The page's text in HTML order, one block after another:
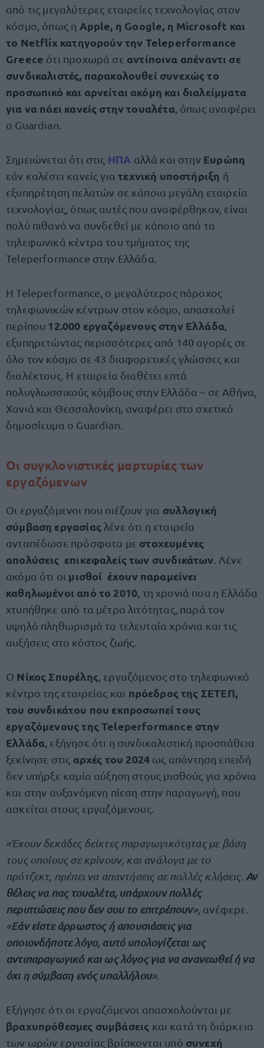
από τις μεγαλύτερες εταιρείες τεχνολογίας στον
κόσμο, όπως η Apple, η Google, η Microsoft και
το Netflix κατηγορούν την Teleperformance
Greece ότι προχωρά σε αντίποινα απέναντι σε
συνδικαλιστές, παρακολουθεί συνεχώς το
προσωπικό και αρνείται ακόμη και διαλείμματα
για να πάει κανείς στην τουαλέτα , όπως αναφέρει
ο Guardian.
Σημειώνεται ότι στις ΗΠΑ αλλά και στην Ευρώπη
εάν καλέσει κανείς γιατεχνική υποστήριξη ή
εξυπηρέτηση πελατών σε κάποια μεγάλη εταιρεία
τεχνολογίας, όπως αυτές που αναφέρθηκαν, είναι
πολύ πιθανό να συνδεθεί με κάποιο από τα
τηλεφωνικά κέντρα του τμήματος της
Teleperformance στην Ελλάδα.
Η Teleperformance, ο μεγαλύτερος πάροχος
τηλεφωνικών κέντρων στον κόσμο, απασχολεί
περίπου 12.000 εργαζόμενους στην Ελλάδα
εξυπηρετώντας περισσότερες από 140 αγορές σε
όλο τον κόσμο σε 43 διαφορετικές γλώσσες και
διαλέκτους. Η εταιρεία διαθέτει επτά
πολυγλωσσικούς κόμβους στην Ελλάδα – σε Αθήνα,
Χανιά και Θεσσαλονίκη, αναφέρει στο σχετικό
δημοσίευμα ο Guardian.
Οι συγκλονιστικές μαρτυρίες των
εργαζόμενων
Οι εργαζόμενοι που πιέζουν για συλλογική
σύμβαση εργασίας λένε ότι η εταιρεία
ανταπέδωσε πρόσφατα με στοχευμένες
απολύσεις επικεφαλείς των συνδικάτων . Λένε
ακόμα ότι οι μισθοί έχουν παραμείνει
καθηλωμένοι από το 2010 , τη χρονιά που η Ελλάδα
χτυπήθηκε από τα μέτρα λιτότητας, παρά τον
υψηλό πληθωρισμό τα τελευταία χρόνια και τις
αυξήσεις στο κόστος ζωής.
Ο Νίκος Σπυρέλης , εργαζόμενος στο τηλεφωνικό
κέντρο της εταιρείας και πρόεδρος της ΣΕΤΕΠ,
του συνδικάτου που εκπροσωπεί τους
εργαζόμενους της Teleperformance στην
Ελλάδα , εξήγησε ότι η συνδικαλιστική προσπάθεια
ξεκίνησε στις αρχές του 2024 ως απάντηση επειδή
δεν υπήρξε καμία αύξηση στους μισθούς για χρόνια
και στην αυξανόμενη πίεση στην παραγωγή, που
ασκείται στους εργαζόμενους.
«Έχουν δεκάδες δείκτες παραγωγικότητας με βάση
τους οποίους σε κρίνουν, και ανάλογα με το
πρότζεκτ, πρέπει να απαντήσεις σε πολλές κλήσεις. Αν
θέλεις να πας τουαλέτα, υπάρχουν πολλές
περιπτώσεις που δεν σου το επιτρέπουν», ανέφερε.
«Εάν είστε άρρωστος ή απουσιάσεις για
οποιονδήποτε λόγο, αυτό υπολογίζεται ως
αντιπαραγωγικό και ως λόγος για να ανανεωθεί ή να
όχι η σύμβαση ενός υπαλλήλου».
Εξήγησε ότι οι εργαζόμενοι απασχολούνται με
βραχυπρόθεσμες συμβάσεις και κατά τη διάρκεια
των ωρών εργασίας βρίσκονται υπό συνεχή